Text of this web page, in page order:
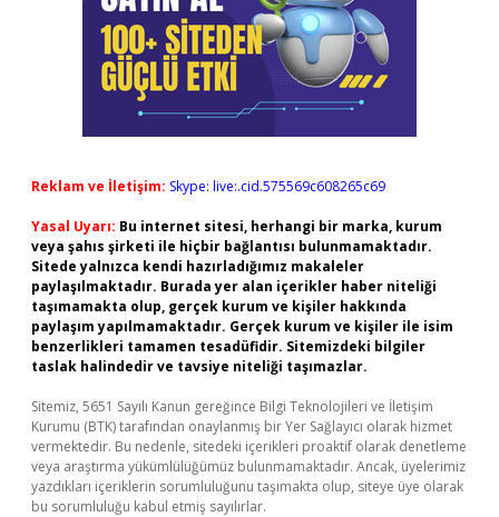
Reklam ve İletişim: Skype: live:.cid.575569c608265c69
Yasal Uyarı: Bu internet sitesi, herhangi bir marka, kurum
veya şahıs şirketi ile hiçbir bağlantısı bulunmamaktadır.
Sitede yalnızca kendi hazırladığımız makaleler
paylaşılmaktadır. Burada yer alan içerikler haber niteliği
taşımamakta olup, gerçek kurum ve kişiler hakkında
paylaşım yapılmamaktadır. Gerçek kurum ve kişiler ile isim
benzerlikleri tamamen tesadüfidir. Sitemizdeki bilgiler
taslak halindedir ve tavsiye niteliği taşımazlar.
Sitemiz, 5651 Sayılı Kanun gereğince Bilgi Teknolojileri ve İletişim
Kurumu (BTK) tarafından onaylanmış bir Yer Sağlayıcı olarak hizmet
vermektedir. Bu nedenle, sitedeki içerikleri proaktif olarak denetleme
veya araştırma yükümlülüğümüz bulunmamaktadır. Ancak, üyelerimiz
yazdıkları içeriklerin sorumluluğunu taşımakta olup, siteye üye olarak
bu sorumluluğu kabul etmiş sayılırlar.